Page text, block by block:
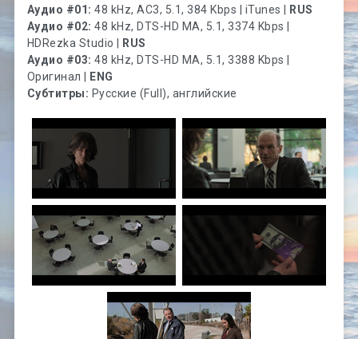
Аудио #01: 48 kHz, AC3, 5.1, 384 Kbps | iTunes | RUS
Аудио #02: 48 kHz, DTS-HD MA, 5.1, 3374 Kbps |
HDRezka Studio | RUS
Аудио #03: 48 kHz, DTS-HD MA, 5.1, 3388 Kbps |
Оригинал | ENG
Субтитры: Русские (Full), английские